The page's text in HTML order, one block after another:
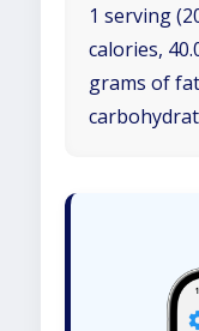
1 serving
calories,
grams of